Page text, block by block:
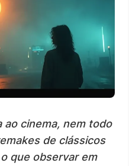
ao cinema, nem todo
de clássicos
que observar em